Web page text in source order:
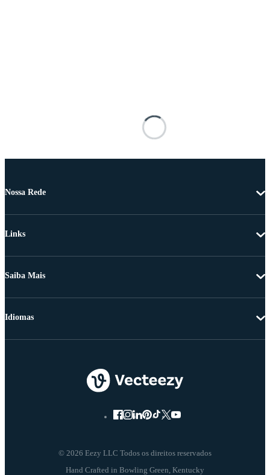
Nossa Rede
Links
Saiba Mais
© 2026 Eezy LLC Todos os direitos reservados
Idiomas